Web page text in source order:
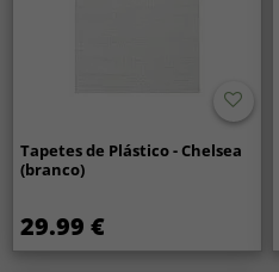
Tapetes de Plástico - Chelsea
(branco)
29.99 €